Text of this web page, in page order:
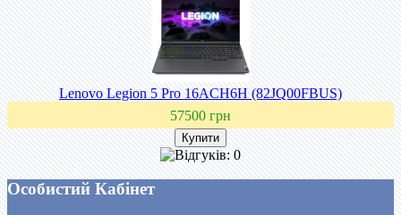
Lenovo Legion 5 Pro 16ACH6H (82JQ00FBUS)
57500 грн
Особистий Кабінет